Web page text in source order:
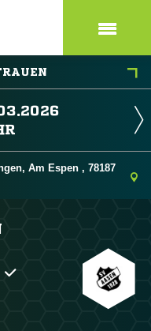
Am Espen , 78187